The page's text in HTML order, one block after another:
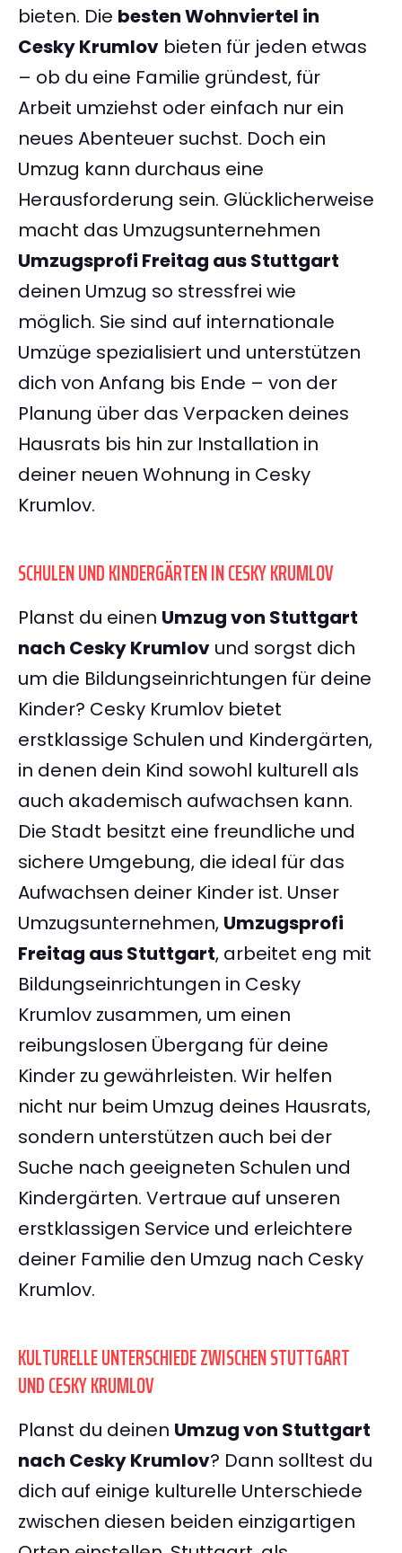
bieten. Die besten Wohnviertel in
Cesky Krumlov bieten für jeden etwas
– ob du eine Familie gründest, für
Arbeit umziehst oder einfach nur ein
neues Abenteuer suchst. Doch ein
Umzug kann durchaus eine
Herausforderung sein. Glücklicherweise
macht das Umzugsunternehmen
Umzugsprofi Freitag aus Stuttgart
deinen Umzug so stressfrei wie
möglich. Sie sind auf internationale
Umzüge spezialisiert und unterstützen
dich von Anfang bis Ende – von der
Planung über das Verpacken deines
Hausrats bis hin zur Installation in
deiner neuen Wohnung in Cesky
Krumlov.
SCHULEN UND KINDERGÄRTEN IN CESKY KRUMLOV
Planst du einen Umzug von Stuttgart
nach Cesky Krumlov und sorgst dich
um die Bildungseinrichtungen für deine
Kinder? Cesky Krumlov bietet
erstklassige Schulen und Kindergärten,
in denen dein Kind sowohl kulturell als
auch akademisch aufwachsen kann.
Die Stadt besitzt eine freundliche und
sichere Umgebung, die ideal für das
Aufwachsen deiner Kinder ist. Unser
Umzugsunternehmen, Umzugsprofi
Freitag aus Stuttgart, arbeitet eng mit
Bildungseinrichtungen in Cesky
Krumlov zusammen, um einen
reibungslosen Übergang für deine
Kinder zu gewährleisten. Wir helfen
nicht nur beim Umzug deines Hausrats,
sondern unterstützen auch bei der
Suche nach geeigneten Schulen und
Kindergärten. Vertraue auf unseren
erstklassigen Service und erleichtere
deiner Familie den Umzug nach Cesky
Krumlov.
KULTURELLE UNTERSCHIEDE ZWISCHEN STUTTGART
UND CESKY KRUMLOV
Planst du deinen Umzug von Stuttgart
nach Cesky Krumlov? Dann solltest du
dich auf einige kulturelle Unterschiede
zwischen diesen beiden einzigartigen